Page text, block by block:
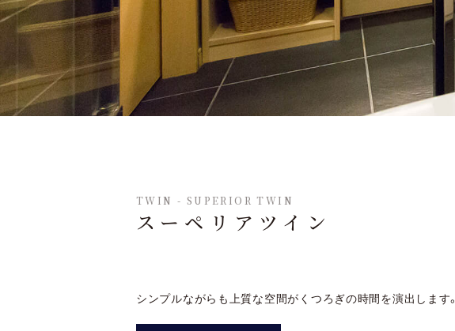
TWIN - SUPERIOR TWIN
スーペリアツイン
シンプルながらも上質な空間がくつろぎの時間を演出します。